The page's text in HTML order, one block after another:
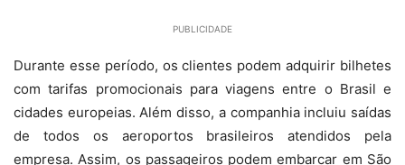
PUBLICIDADE
Durante esse período, os clientes podem adquirir bilhetes
com tarifas promocionais para viagens entre o Brasil e
cidades europeias. Além disso, a companhia incluiu saídas
de todos os aeroportos brasileiros atendidos pela
empresa. Assim, os passageiros podem embarcar em São